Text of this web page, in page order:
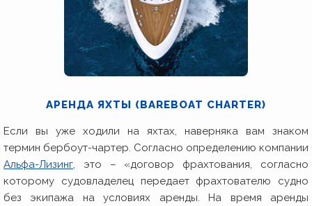
АРЕНДА ЯХТЫ (BAREBOAT CHARTER)
Если вы уже ходили на яхтах, наверняка вам знаком
термин бербоут-чартер. Согласно определению компании
Альфа-Лизинг, это – «договор фрахтования, согласно
которому судовладелец передает фрахтователю судно
без экипажа на условиях аренды. На время аренды